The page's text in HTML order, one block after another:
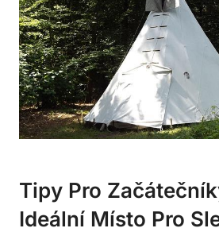
Tipy Pro
Ideální Místo Pro